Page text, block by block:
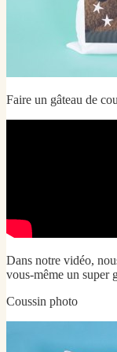
Faire un gâteau de
Dans notre vidéo,
vous-même un super
Coussin photo